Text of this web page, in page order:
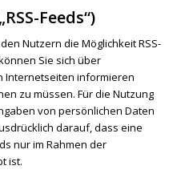
Feeds“)
Nutzern die Möglichkeit RSS-
Sie sich über
Internetseiten informieren
zu müssen. Für die Nutzung
von persönlichen Daten
darauf, dass eine
nur im Rahmen der
ist.